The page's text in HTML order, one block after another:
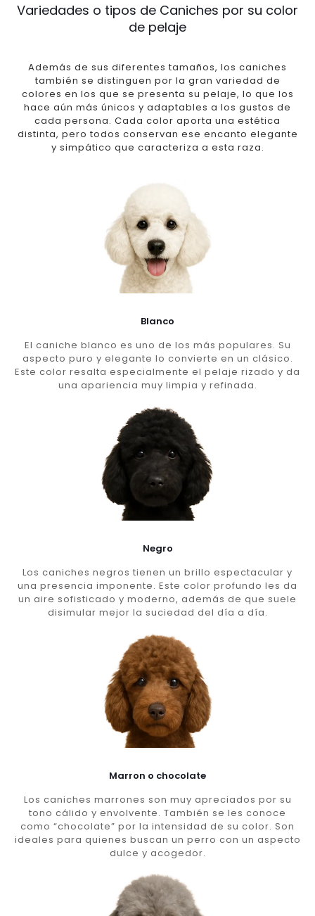
Variedades o tipos de Caniches por su color
de pelaje
Además de sus diferentes tamaños, los caniches
también se distinguen por la gran variedad de
colores en los que se presenta su pelaje, lo que los
hace aún más únicos y adaptables a los gustos de
cada persona. Cada color aporta una estética
distinta, pero todos conservan ese encanto elegante
y simpático que caracteriza a esta raza.
Blanco
El caniche blanco es uno de los más populares. Su
aspecto puro y elegante lo convierte en un clásico.
Este color resalta especialmente el pelaje rizado y da
una apariencia muy limpia y refinada.
Negro
Los caniches negros tienen un brillo espectacular y
una presencia imponente. Este color profundo les da
un aire sofisticado y moderno, además de que suele
disimular mejor la suciedad del día a día.
Marron o chocolate
Los caniches marrones son muy apreciados por su
tono cálido y envolvente. También se les conoce
como “chocolate” por la intensidad de su color. Son
ideales para quienes buscan un perro con un aspecto
dulce y acogedor.